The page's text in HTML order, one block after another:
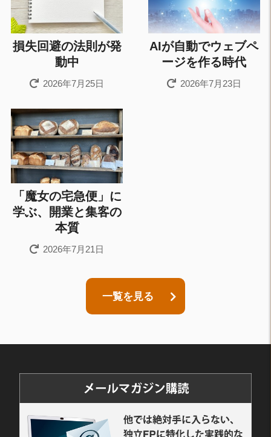
損失回避の法則が発
動中
2026年7月25日
AIが自動でウェブペ
ージを作る時代
2026年7月23日
「魔女の宅急便」に
学ぶ、開業と集客の
本質
2026年7月21日
一覧を見る